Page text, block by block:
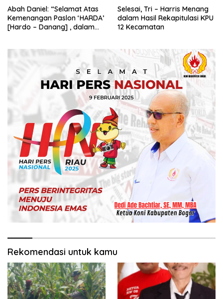
Abah Daniel: “Selamat Atas
Kemenangan Paslon ‘HARDA’
[Hardo – Danang] , dalam
Selesai, Tri – Harris Menang
dalam Hasil Rekapitulasi KPU
12 Kecamatan
Rekomendasi untuk kamu